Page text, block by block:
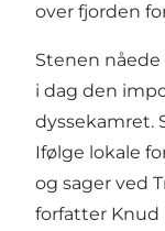
over fjorden
Stenen
i dag den
dyssekamret.
Ifølge lokale
og sager ved
forfatter Knud